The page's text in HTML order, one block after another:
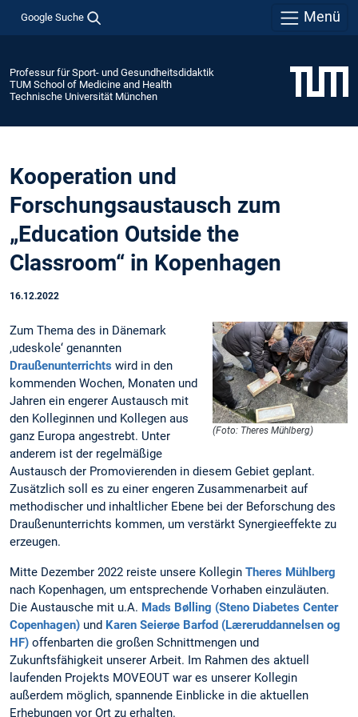
Google Suche Menü
Professur für Sport- und Gesundheitsdidaktik
TUM School of Medicine and Health
Technische Universität München
Kooperation und
Forschungsaustausch zum
„Education Outside the
Classroom“ in Kopenhagen
16.12.2022
(Foto: Theres Mühlberg)
Zum Thema des in Dänemark
‚udeskole‘ genannten
Draußenunterrichts wird in den
kommenden Wochen, Monaten und
Jahren ein engerer Austausch mit
den Kolleginnen und Kollegen aus
ganz Europa angestrebt. Unter
anderem ist der regelmäßige
Austausch der Promovierenden in diesem Gebiet geplant.
Zusätzlich soll es zu einer engeren Zusammenarbeit auf
methodischer und inhaltlicher Ebene bei der Beforschung des
Draußenunterrichts kommen, um verstärkt Synergieeffekte zu
erzeugen.
Mitte Dezember 2022 reiste unsere Kollegin Theres Mühlberg
nach Kopenhagen, um entsprechende Vorhaben einzuläuten.
Die Austausche mit u.A. Mads Bølling (Steno Diabetes Center
Copenhagen) und Karen Seierøe Barfod (Læreruddannelsen og
HF) offenbarten die großen Schnittmengen und
Zukunftsfähigkeit unserer Arbeit. Im Rahmen des aktuell
laufenden Projekts MOVEOUT war es unserer Kollegin
außerdem möglich, spannende Einblicke in die aktuellen
Erhebungen vor Ort zu erhalten.